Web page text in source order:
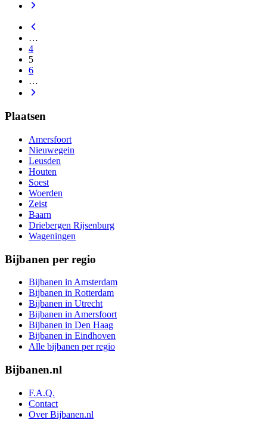
…
4
5
6
…
Plaatsen
Amersfoort
Nieuwegein
Leusden
Houten
Soest
Woerden
Zeist
Baarn
Driebergen Rijsenburg
Wageningen
Bijbanen per regio
Bijbanen in Amsterdam
Bijbanen in Rotterdam
Bijbanen in Utrecht
Bijbanen in Amersfoort
Bijbanen in Den Haag
Bijbanen in Eindhoven
Alle bijbanen per regio
Bijbanen.nl
F.A.Q.
Contact
Over Bijbanen.nl